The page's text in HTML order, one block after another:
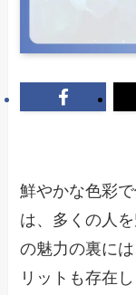
鮮やかな色彩
は、多くの人
の魅力の裏に
リットも存在